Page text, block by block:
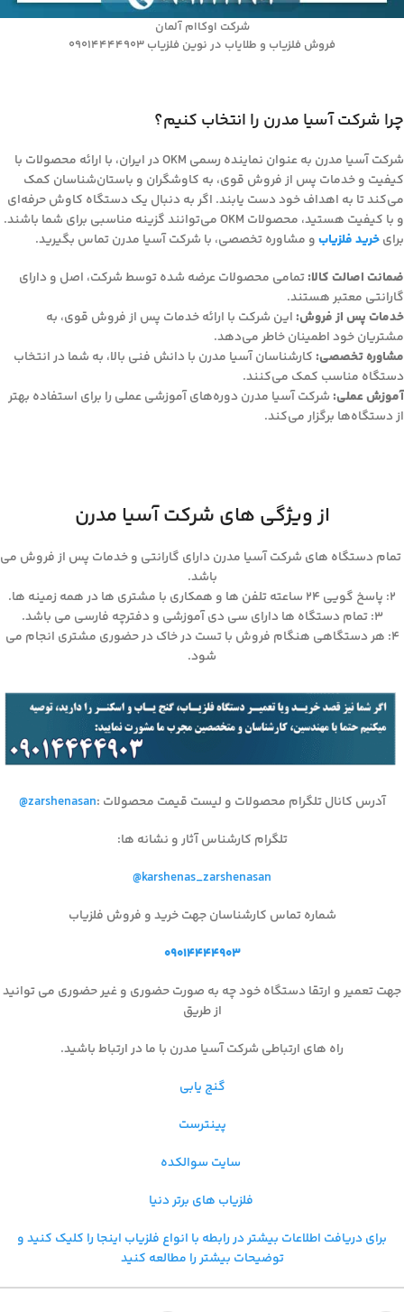
شرکت اوکاام آلمان
فروش فلزیاب و طلایاب در نوین فلزیاب 09014444903
چرا شرکت آسیا مدرن را انتخاب کنیم؟
شرکت آسیا مدرن به عنوان نماینده رسمی OKM در ایران، با ارائه محصولات با
کیفیت و خدمات پس از فروش قوی، به کاوشگران و باستان‌شناسان کمک
می‌کند تا به اهداف خود دست یابند. اگر به دنبال یک دستگاه کاوش حرفه‌ای
و با کیفیت هستید، محصولات OKM می‌توانند گزینه مناسبی برای شما باشند.
برایخرید فلزیابو مشاوره تخصصی، با شرکت آسیا مدرن تماس بگیرید.
ضمانت اصالت کالا:تمامی محصولات عرضه شده توسط شرکت، اصل و دارای
گارانتی معتبر هستند.
خدمات پس از فروش: این شرکت با ارائه خدمات پس از فروش قوی، به
مشتریان خود اطمینان خاطر می‌دهد.
مشاوره تخصصی: کارشناسان آسیا مدرن با دانش فنی بالا، به شما در انتخاب
دستگاه مناسب کمک می‌کنند.
آموزش عملی: شرکت آسیا مدرن دوره‌های آموزشی عملی را برای استفاده بهتر
از دستگاه‌ها برگزار می‌کند.
از ویژگی های شرکت آسیا مدرن
تمام دستگاه های شرکت آسیا مدرن دارای گارانتی و خدمات پس از فروش می
باشد.
۲: پاسخ گویی ۲۴ ساعته تلفن ها و همکاری با مشتری ها در همه زمینه ها.
۳: تمام دستگاه ها دارای سی دی آموزشی و دفترچه فارسی می باشد.
۴: هر دستگاهی هنگام فروش با تست در خاک در حضوری مشتری انجام می
شود.
آدرس کانال تلگرام محصولات و لیست قیمت محصولات :
@zarshenasan
تلگرام کارشناس آثار و نشانه ها:
@karshenas_zarshenasan
شماره تماس کارشناسان جهت خرید و فروش فلزیاب
۰۹۰۱۴۴۴۴۹۰۳
جهت تعمیر و ارتقا دستگاه خود چه به صورت حضوری و غیر حضوری می توانید
از طریق
راه های ارتباطی شرکت آسیا مدرن با ما در ارتباط باشید.
گنج یابی
پینترست
سایت سوالکده
فلزیاب های برتر دنیا
برای دریافت اطلاعات بیشتر در رابطه با انواع فلزیاب اینجا را کلیک کنید و
توضیحات بیشتر را مطالعه کنید